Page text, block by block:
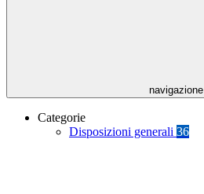
navigazione
Categorie
Disposizioni generali 36